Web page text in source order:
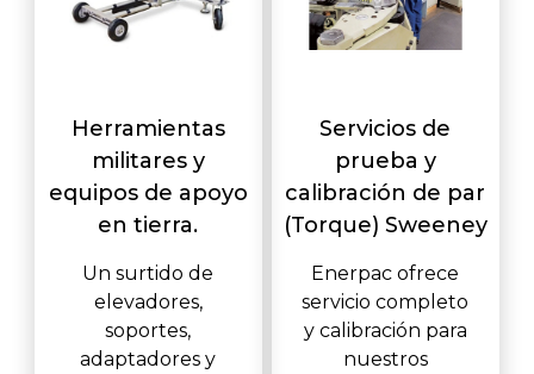
Herramientas
militares y
equipos de apoyo
en tierra.
Un surtido de
elevadores,
soportes,
adaptadores y
Servicios de
prueba y
calibración de par
(Torque) Sweeney
Enerpac ofrece
servicio completo
y calibración para
nuestros